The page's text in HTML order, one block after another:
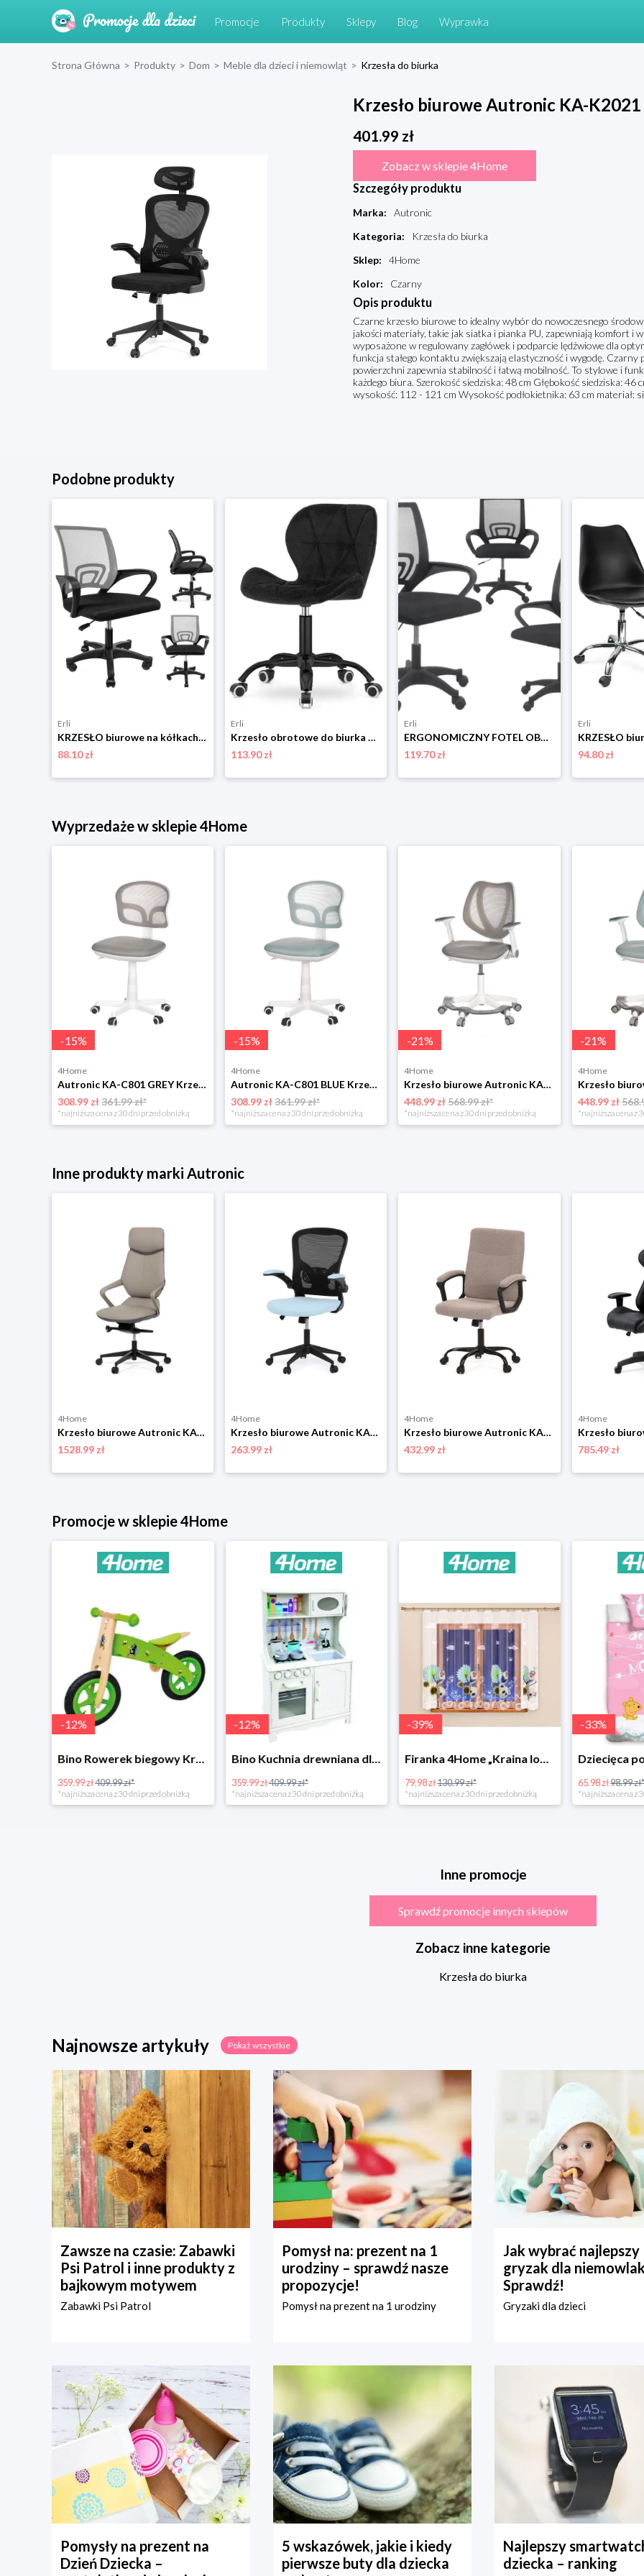
Promocje Produkty Sklepy Blog Wyprawka
Strona Główna > Produkty > Dom > Meble dla dzieci i niemowląt > Krzesła do biurka
Krzesło biurowe Autronic KA-K2021
401.99 zł
Zobacz w sklepie 4Home
Szczegóły produktu
Marka:
Autronic
Kategoria:
Krzesła do biurka
Sklep:
4Home
Kolor: Czarny
Opis produktu
Czarne krzesło biurowe to idealny wybór do nowoczesnego
jakości materiały, takie jak siatka i pianka PU, zapewniają komfort i
wyposażone w regulowany zagłówek i podparcie lędźwiowe dla
funkcja stałego kontaktu zwiększają elastyczność i wygodę.
powierzchni zapewnia stabilność i łatwą mobilność. To stylowe i
każdego biura. Szerokość siedziska: 48 cm Głębokość siedziska:
wysokość: 112 - 121 cm Wysokość podłokietnika: 63 cm materiał:
Podobne produkty
Erli
KRZESŁO biurowe na kółkach OBROTOWE ergonomiczne SMART czarne JUMIhome
88.10 zł
Erli
Krzesło obrotowe do biurka dziecka czarne welurowe tkanina Lugano.pro
113.90 zł
Erli
ERGONOMICZNY FOTEL OBROTOWY KRZESŁO BIUROWE ALEX CZARNY
119.70 zł
Erli
94.80 zł
Wyprzedaże w sklepie 4Home
-15%
4Home
Autronic KA-C801 GREY Krzesło biurowe
308.99 zł361.99 zł*
*najniższa cena z 30 dni przed obniżką
-15%
4Home
Autronic KA-C801 BLUE Krzesło biurowe
308.99 zł361.99 zł*
*najniższa cena z 30 dni przed obniżką
-21%
4Home
Krzesło biurowe Autronic KA-C806 GREY
448.99 zł568.99 zł*
*najniższa cena z 30 dni przed obniżką
-21%
4Home
448.99 zł
*najniższa cena z
Inne produkty marki Autronic
4Home
Krzesło biurowe Autronic KA-T8426 GREY
1528.99 zł
4Home
Krzesło biurowe Autronic KA-V317 BLUE
263.99 zł
4Home
Krzesło biurowe Autronic KA-Y391 CRM2
432.99 zł
4Home
785.49 zł
Promocje w sklepie 4Home
-12%
Bino Rowerek biegowy Krecik
359.99 zł409.99 zł*
*najniższa cena z 30 dni przed obniżką
-12%
Bino Kuchnia drewniana dla dzieci Provence
359.99 zł409.99 zł*
*najniższa cena z 30 dni przed obniżką
-39%
Firanka 4Home „Kraina lodu” (Frozen)
79.98 zł130.99 zł*
*najniższa cena z 30 dni przed obniżką
-33%
65.98 zł98.99 zł*
*najniższa cena z
Inne promocje
Sprawdź promocje innych sklepów
Zobacz inne kategorie
Krzesła do biurka
Najnowsze artykuły Pokaż wszystkie
Zawsze na czasie: Zabawki
Psi Patrol i inne produkty z
bajkowym motywem
Zabawki Psi Patrol
Pomysł na: prezent na 1
urodziny – sprawdź nasze
propozycje!
Pomysł na prezent na 1 urodziny
Jak wybrać najlepszy
gryzak dla
Sprawdź!
Gryzaki dla dzieci
Pomysły na prezent na
Dzień Dziecka –
5 wskazówek, jakie i kiedy
pierwsze buty dla dziecka
Najlepszy
dziecka – ranking